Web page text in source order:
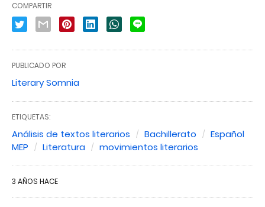
COMPARTIR
PUBLICADO POR
Literary Somnia
ETIQUETAS:
Análisis de textos literarios Bachillerato
Español
MEP
Literatura movimientos literarios
3 AÑOS HACE